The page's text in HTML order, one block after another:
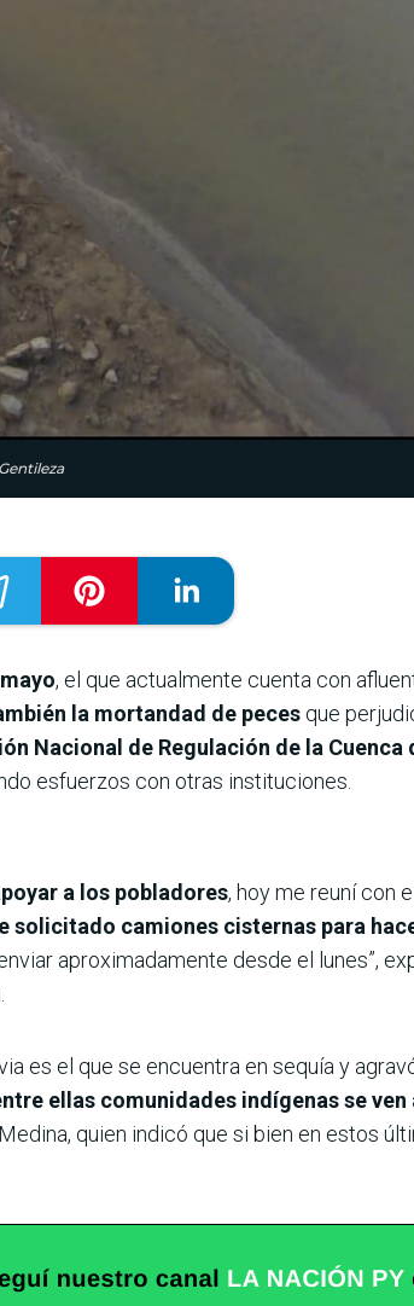
, el que actualmente cuenta con
la mortandad de peces que
Nacional de Regulación de la
esfuerzos con otras instituciones.
a los pobladores, hoy me reuní con
solicitado camiones cisternas para
aproximadamente desde el lunes”,
es el que se encuentra en sequía y
ellas comunidades indígenas se
quien indicó que si bien en estos